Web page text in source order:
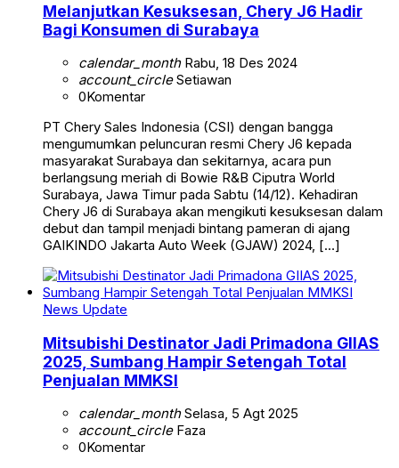
Melanjutkan Kesuksesan, Chery J6 Hadir
Bagi Konsumen di Surabaya
calendar_monthRabu, 18 Des 2024
account_circleSetiawan
0Komentar
PT Chery Sales Indonesia (CSI) dengan bangga
mengumumkan peluncuran resmi Chery J6 kepada
masyarakat Surabaya dan sekitarnya, acara pun
berlangsung meriah di Bowie R&B Ciputra World
Surabaya, Jawa Timur pada Sabtu (14/12). Kehadiran
Chery J6 di Surabaya akan mengikuti kesuksesan dalam
debut dan tampil menjadi bintang pameran di ajang
GAIKINDO Jakarta Auto Week (GJAW) 2024, […]
News Update
Mitsubishi Destinator Jadi Primadona GIIAS
2025, Sumbang Hampir Setengah Total
Penjualan MMKSI
calendar_monthSelasa, 5 Agt 2025
account_circleFaza
0Komentar